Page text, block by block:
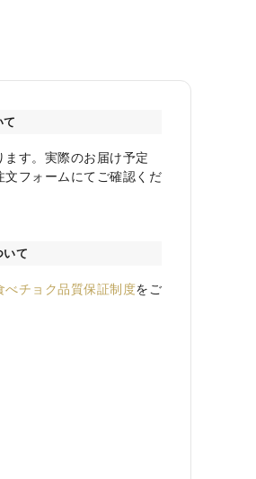
て
す。実際のお届け予定
文フォームにてご確認くだ
いて
べチョク品質保証制度をご